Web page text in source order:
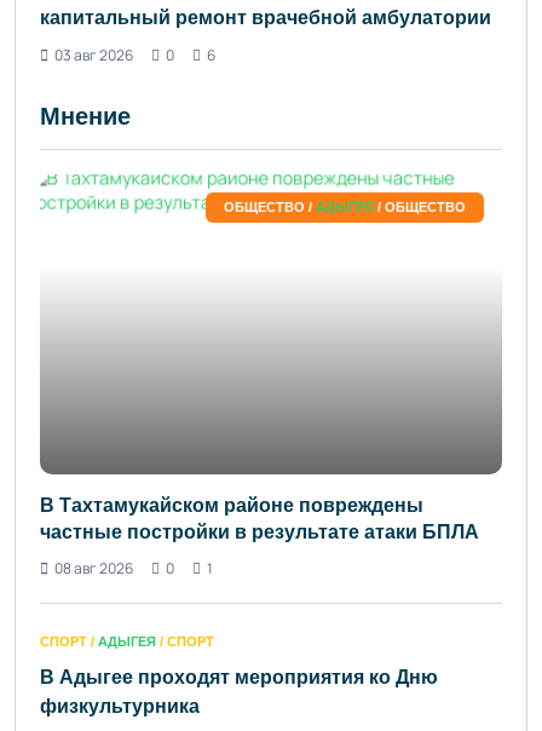
капитальный ремонт врачебной амбулатории
03 авг 2026
0 6
Мнение
ОБЩЕСТВО / АДЫГЕЯ / ОБЩЕСТВО
В Тахтамукайском районе повреждены
частные постройки в результате атаки БПЛА
08 авг 2026
0 1
СПОРТ / АДЫГЕЯ / СПОРТ
В Адыгее проходят мероприятия ко Дню
физкультурника